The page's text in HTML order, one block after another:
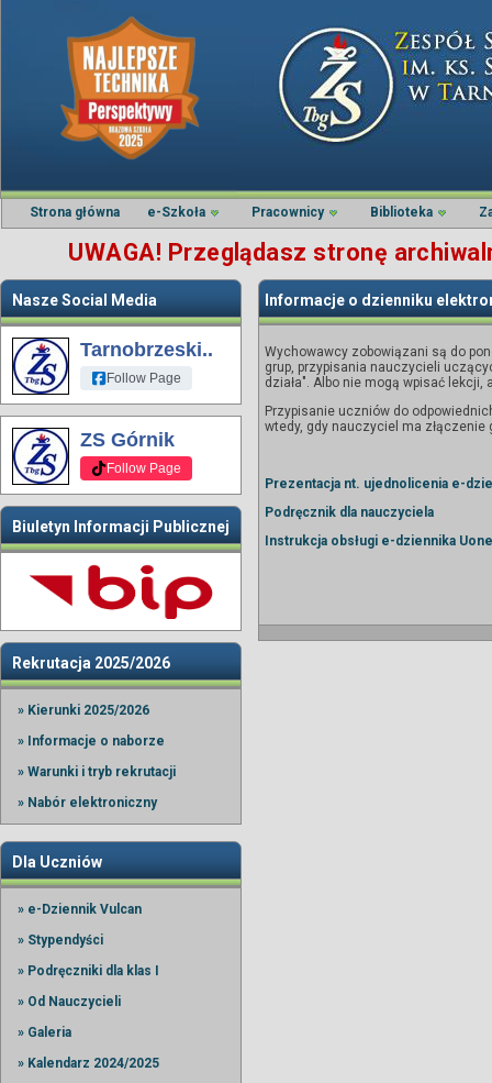
Strona główna e-Szkoła Pracownicy Biblioteka
UWAGA! Przeglądasz stronę
Nasze Social Media
Tarnobrzeski..
Follow Page
ZS Górnik
Follow Page
Biuletyn Informacji Publicznej
Rekrutacja 2025/2026
» Kierunki 2025/2026
» Informacje o naborze
» Warunki i tryb rekrutacji
» Nabór elektroniczny
Dla Uczniów
» e-Dziennik Vulcan
» Stypendyści
» Podręczniki dla klas I
» Od Nauczycieli
» Galeria
» Kalendarz 2024/2025
Informacje o dzienniku
Wychowawcy zobowiązani są do
grup, przypisania nauczycieli
działa". Albo nie mogą wpisać
Przypisanie uczniów do
wtedy, gdy nauczyciel ma złączenie
Prezentacja nt. ujednolicenia e-
Podręcznik dla nauczyciela
Instrukcja obsługi e-dziennika